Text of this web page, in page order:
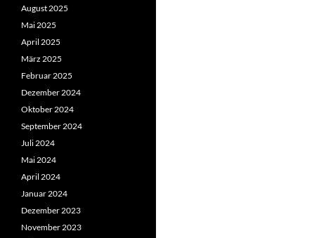
August 2025
Mai 2025
April 2025
März 2025
Februar 2025
Dezember 2024
Oktober 2024
September 2024
Juli 2024
Mai 2024
April 2024
Januar 2024
Dezember 2023
November 2023